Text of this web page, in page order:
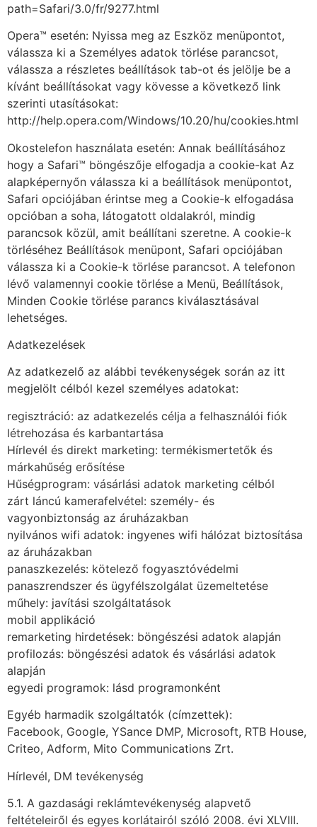
path=Safari/3.0/fr/9277.html
Opera™ esetén: Nyissa meg az Eszköz menüpontot,
válassza ki a Személyes adatok törlése parancsot,
válassza a részletes beállítások tab-ot és jelölje be a
kívánt beállításokat vagy kövesse a következő link
szerinti utasításokat:
http://help.opera.com/Windows/10.20/hu/cookies.html
Okostelefon használata esetén: Annak beállításához
hogy a Safari™ böngészője elfogadja a cookie-kat Az
alapképernyőn válassza ki a beállítások menüpontot,
Safari opciójában érintse meg a Cookie-k elfogadása
opcióban a soha, látogatott oldalakról, mindig
parancsok közül, amit beállítani szeretne. A cookie-k
törléséhez Beállítások menüpont, Safari opciójában
válassza ki a Cookie-k törlése parancsot. A telefonon
lévő valamennyi cookie törlése a Menü, Beállítások,
Minden Cookie törlése parancs kiválasztásával
lehetséges.
Adatkezelések
Az adatkezelő az alábbi tevékenységek során az itt
megjelölt célból kezel személyes adatokat:
regisztráció: az adatkezelés célja a felhasználói fiók
létrehozása és karbantartása
Hírlevél és direkt marketing: termékismertetők és
márkahűség erősítése
Hűségprogram: vásárlási adatok marketing célból
zárt láncú kamerafelvétel: személy- és
vagyonbiztonság az áruházakban
nyilvános wifi adatok: ingyenes wifi hálózat biztosítása
az áruházakban
panaszkezelés: kötelező fogyasztóvédelmi
panaszrendszer és ügyfélszolgálat üzemeltetése
műhely: javítási szolgáltatások
mobil applikáció
remarketing hirdetések: böngészési adatok alapján
profilozás: böngészési adatok és vásárlási adatok
alapján
egyedi programok: lásd programonként
Egyéb harmadik szolgáltatók (címzettek):
Facebook, Google, YSance DMP, Microsoft, RTB House,
Criteo, Adform, Mito Communications Zrt.
Hírlevél, DM tevékenység
5.1. A gazdasági reklámtevékenység alapvető
feltételeiről és egyes korlátairól szóló 2008. évi XLVIII.